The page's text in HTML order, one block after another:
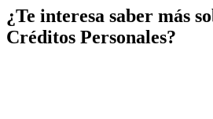
¿Te interesa saber más
Créditos Personales?